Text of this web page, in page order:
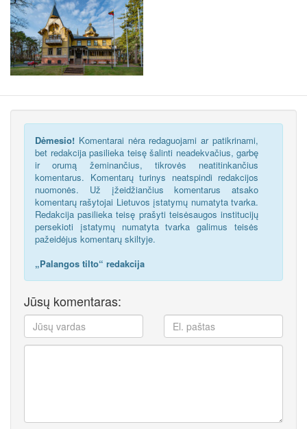
Dėmesio! Komentarai nėra redaguojami ar patikrinami,
bet redakcija pasilieka teisę šalinti neadekvačius, garbę
ir orumą žeminančius, tikrovės neatitinkančius
komentarus. Komentarų turinys neatspindi redakcijos
nuomonės. Už įžeidžiančius komentarus atsako
komentarų rašytojai Lietuvos įstatymų numatyta tvarka.
Redakcija pasilieka teisę prašyti teisėsaugos institucijų
persekioti įstatymų numatyta tvarka galimus teisės
pažeidėjus komentarų skiltyje.
„Palangos tilto“ redakcija
Jūsų komentaras: